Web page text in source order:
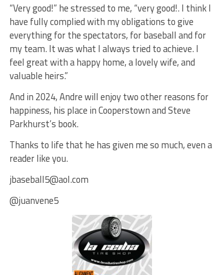
“Very good!” he stressed to me, “very good!. I think I
have fully complied with my obligations to give
everything for the spectators, for baseball and for
my team. It was what I always tried to achieve. I
feel great with a happy home, a lovely wife, and
valuable heirs.”
And in 2024, Andre will enjoy two other reasons for
happiness, his place in Cooperstown and Steve
Parkhurst’s book.
Thanks to life that he has given me so much, even a
reader like you.
jbaseball5@aol.com
@juanvene5